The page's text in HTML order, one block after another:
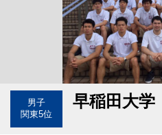
男子
関東5位
早稲田大学